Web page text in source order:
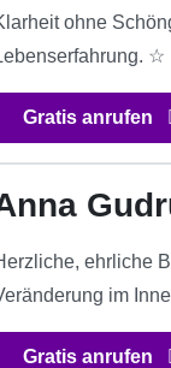
ohne
☆
Gratis anrufen
ehrliche
im
Gratis anrufen